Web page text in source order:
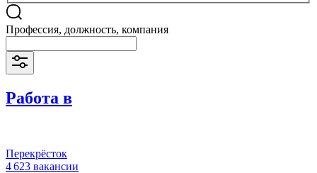
Профессия, должность, компания
Работа в
Перекрёсток
4 623 вакансии